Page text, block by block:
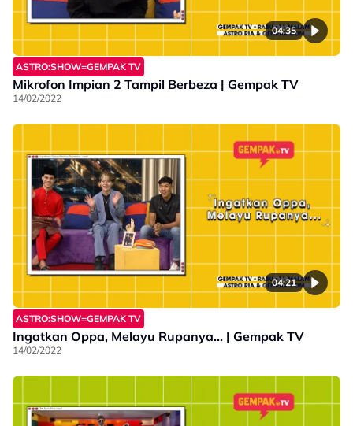
04:35
ASTRO:SHOW=GEMPAK TV
Mikrofon Impian 2 Tampil Berbeza | Gempak TV
14/02/2022
04:21
ASTRO:SHOW=GEMPAK TV
Ingatkan Oppa, Melayu Rupanya... | Gempak TV
14/02/2022